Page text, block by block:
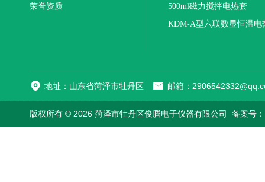
荣誉资质
500ml磁力搅拌电热套
KDM-A型六联数显恒温电
地址：山东省菏泽市牡丹区 邮箱：
版权所有 © 2026 菏泽市牡丹区俊腾电子仪器有限公司 备案号